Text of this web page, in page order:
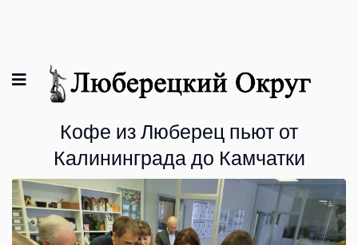
Кофе из Люберец пьют от
Калининграда до Камчатки